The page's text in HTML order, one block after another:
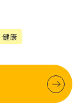
健康